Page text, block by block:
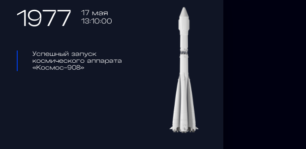
1977
17 мая
13:10:00
Успешный запуск
космического аппарата
«Космос-908»